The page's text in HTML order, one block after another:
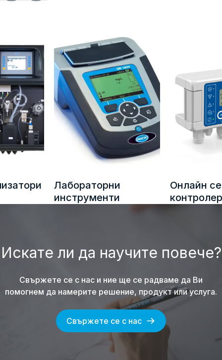
– Промишлена вода
– Отпадни води
– Производство на енергия, котли и пара
– Повърхностна водата
– Химическа обработка
– Индустриални приложения
– Химическа
– Рафинерии
– Съхранение
Лабораторни
инструменти
Онлайн сензори и
контролери
Искате ли да научите повече?
Свържете се с нас и ние ще се радваме да Ви
помогнем да намерите решение, продукт или услуга.
Свържете се с нас